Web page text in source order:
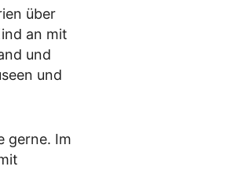
über
an mit
und
und
gerne. Im